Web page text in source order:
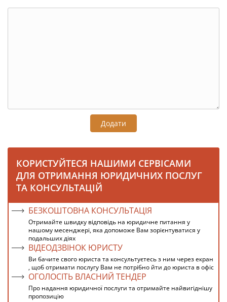
Додати
КОРИСТУЙТЕСЯ НАШИМИ СЕРВІСАМИ
ДЛЯ ОТРИМАННЯ ЮРИДИЧНИХ ПОСЛУГ
ТА КОНСУЛЬТАЦІЙ
БЕЗКОШТОВНА КОНСУЛЬТАЦІЯ
Отримайте швидку відповідь на юридичне питання у
нашому месенджері, яка допоможе Вам зорієнтуватися у
подальших діях
ВІДЕОДЗВІНОК ЮРИСТУ
Ви бачите свого юриста та консультуєтесь з ним через екран
, щоб отримати послугу Вам не потрібно йти до юриста в офіс
ОГОЛОСІТЬ ВЛАСНИЙ ТЕНДЕР
Про надання юридичної послуги та отримайте найвигіднішу
пропозицію